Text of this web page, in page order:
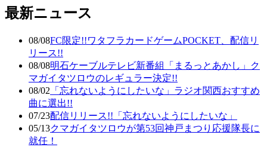
最新ニュース
08/08FC限定!!ワタフラカードゲームPOCKET、配信リ
リース!!
08/08明石ケーブルテレビ新番組「まるっとあかし」ク
マガイタツロウのレギュラー決定!!
08/02 「忘れないようにしたいな」ラジオ関西おすすめ
曲に選出!!
07/23配信リリース!!「忘れないようにしたいな」
05/13クマガイタツロウが第53回神戸まつり応援隊長に
就任！